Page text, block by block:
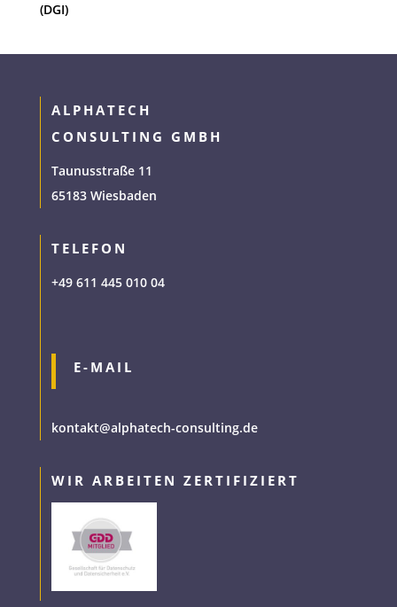
(DGI)
ALPHATECH
CONSULTING GMBH
Taunusstraße 11
65183 Wiesbaden
TELEFON
+49 611 445 010 04
E-MAIL
kontakt@alphatech-consulting.de
WIR ARBEITEN ZERTIFIZIERT